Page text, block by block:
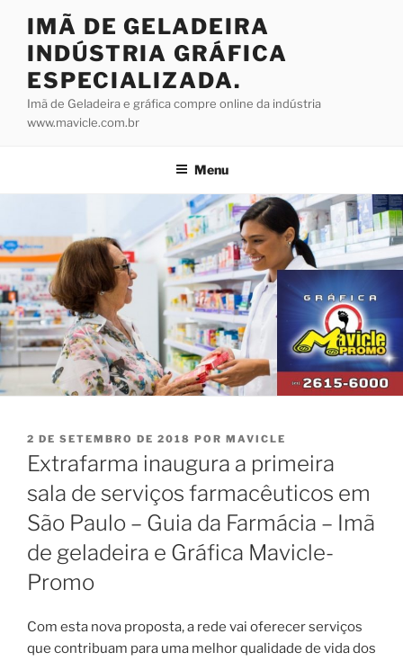
conteúdo
IMÃ DE GELADEIRA
INDÚSTRIA GRÁFICA
ESPECIALIZADA.
Imã de Geladeira e gráfica compre online da indústria
www.mavicle.com.br
Menu
PUBLICADO
EM
2 DE SETEMBRO DE 2018 POR MAVICLE
Extrafarma inaugura a primeira
sala de serviços farmacêuticos em
São Paulo – Guia da Farmácia – Imã
de geladeira e Gráfica Mavicle-
Promo
Com esta nova proposta, a rede vai oferecer serviços
que contribuam para uma melhor qualidade de vida dos